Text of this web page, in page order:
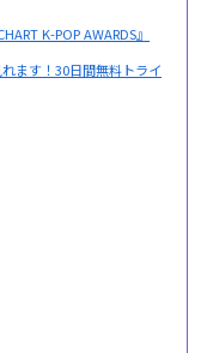
K-POP AWARDS』
れます！30日間無料トライ